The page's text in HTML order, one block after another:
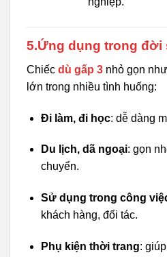
5.Ứng dụng trong đời
Chiếc dù gấp 3 nhỏ gọn
lớn trong nhiều tình huống:
Đi làm, đi học: dễ dàng
Du lịch, dã ngoại: gọn
chuyển.
Sử dụng trong công
khách hàng, đối tác.
Phụ kiện thời trang: